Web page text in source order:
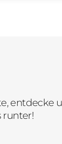
entdecke
runter!